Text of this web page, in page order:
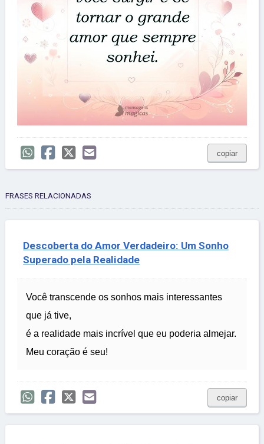
copiar
FRASES RELACIONADAS
Descoberta do Amor Verdadeiro: Um Sonho
Superado pela Realidade
Você transcende os sonhos mais interessantes
que já tive,
é a realidade mais incrível que eu poderia almejar.
Meu coração é seu!
copiar